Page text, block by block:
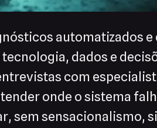
automatizados e
dados e
com
onde o sistema
sem sensacionalismo,